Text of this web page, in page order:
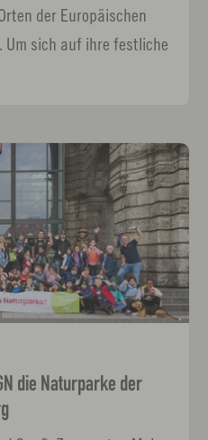
der Europäischen
Um sich auf ihre festliche
die Naturparke der